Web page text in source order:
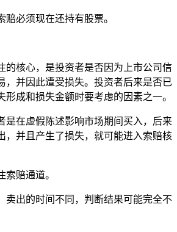
必须现在还持有股票。
的核心，是投资者是否因为上市公司信
，并因此遭受损失。投资者后来是否已
形成和损失金额时要考虑的因素之一。
是在虚假陈述影响市场期间买入，后来
，并且产生了损失，就可能进入索赔核
索赔通道。
卖出的时间不同，判断结果可能完全不